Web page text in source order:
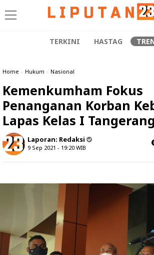
TERKINI HASTAG
Home » Hukum » Nasional
Kemenkumham Fokus
Penanganan Korban
Lapas Kelas I Tangerang
Laporan: Redaksi
9 Sep 2021 - 19:20 WIB